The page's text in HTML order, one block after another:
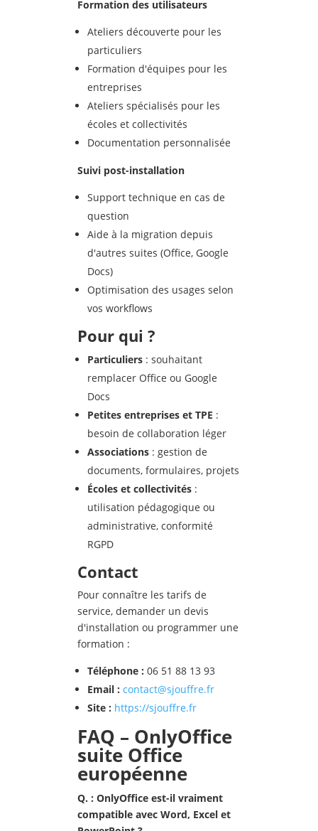
Formation des utilisateurs
Ateliers découverte pour les
particuliers
Formation d'équipes pour les
entreprises
Ateliers spécialisés pour les
écoles et collectivités
Documentation personnalisée
Suivi post-installation
Support technique en cas de
question
Aide à la migration depuis
d'autres suites (Office, Google
Docs)
Optimisation des usages selon
vos workflows
Pour qui ?
Particuliers : souhaitant
remplacer Office ou Google
Docs
Petites entreprises et TPE :
besoin de collaboration léger
Associations : gestion de
documents, formulaires, projets
Écoles et collectivités :
utilisation pédagogique ou
administrative, conformité
RGPD
Contact
Pour connaître les tarifs de
service, demander un devis
d'installation ou programmer une
formation :
Téléphone : 06 51 88 13 93
Email : contact@sjouffre.fr
Site : https://sjouffre.fr
FAQ – OnlyOffice
suite Office
européenne
Q. : OnlyOffice est-il vraiment
compatible avec Word, Excel et